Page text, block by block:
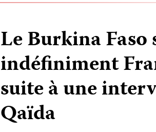
Le Burkina Faso
indéfiniment
suite à une
Qaïda